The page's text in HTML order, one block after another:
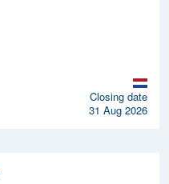
Closing date
31 Aug 2026